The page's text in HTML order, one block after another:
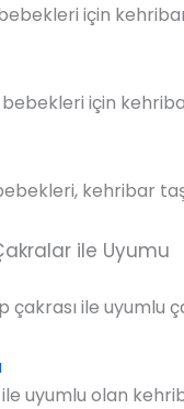
için
için
kehribar
ile Uyumu
çakrası ile uyumlu
uyumlu olan